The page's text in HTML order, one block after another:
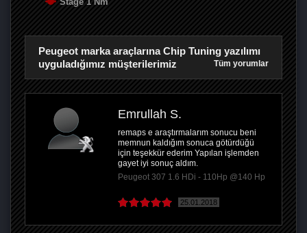
Peugeot marka araçlarına Chip Tuning yazılımı
uyguladığımız müşterilerimiz
Tüm yorumlar
Emrullah S.
remaps e araştırmalarım sonucu beni
memnun kaldığım sonuca götürdüğü
için teşekkür ederim Yapılan işlemden
gayet iyi sonuç aldım.
Peugeot 307 1.6 HDi - 110Hp @140 Hp
25.01.2018